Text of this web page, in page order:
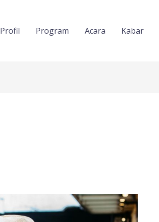
Profil Program Acara Kabar